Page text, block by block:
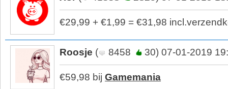
€29,99 + €1,99 = €31,98
Roosje ( 8458 30) 07-01-2019
€59,98 bij Gamemania